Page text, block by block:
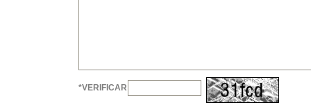
*VERIFICAR